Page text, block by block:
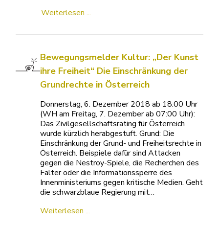
Weiterlesen ...
Bewegungsmelder Kultur: „Der Kunst
ihre Freiheit“ Die Einschränkung der
Grundrechte in Österreich
Donnerstag, 6. Dezember 2018 ab 18:00 Uhr
(WH am Freitag, 7. Dezember ab 07:00 Uhr):
Das Zivilgesellschaftsrating für Österreich
wurde kürzlich herabgestuft. Grund: Die
Einschränkung der Grund- und Freiheitsrechte in
Österreich. Beispiele dafür sind Attacken
gegen die Nestroy-Spiele, die Recherchen des
Falter oder die Informationssperre des
Innenministeriums gegen kritische Medien. Geht
die schwarzblaue Regierung mit…
Weiterlesen ...